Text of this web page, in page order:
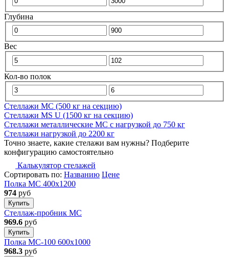
Глубина
Вес
Кол-во полок
Стеллажи МС (500 кг на секцию)
Стеллажи MS U (1500 кг на секцию)
Стеллажи металлические МС с нагрузкой до 750 кг
Стеллажи нагрузкой до 2200 кг
Точно знаете, какие стелажи вам нужны? Подберите
конфигурацию самостоятельно
Калькулятор стелажей
Сортировать по: Названию Цене
Полка МС 400х1200
974 руб
Купить
Стеллаж-пробник МС
969.6 руб
Купить
Полка МС-100 600x1000
968.3 руб